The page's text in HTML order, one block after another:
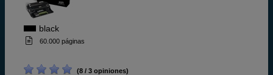
black
60.000 páginas
(8 / 3 opiniones)